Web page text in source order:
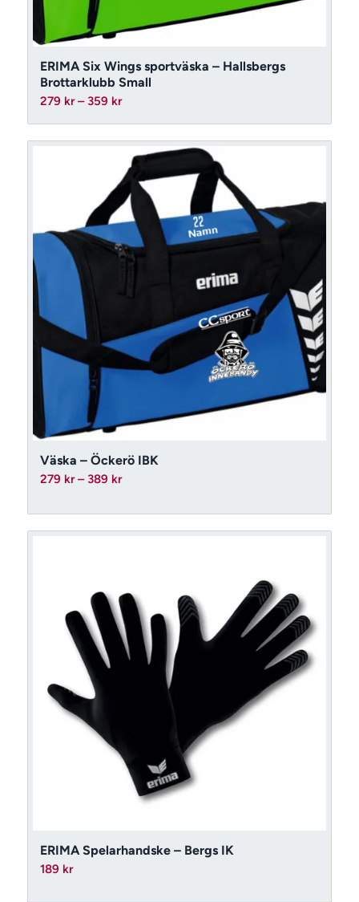
ERIMA Six Wings sportväska – Hallsbergs
Brottarklubb Small
279 kr – 359 krPrisintervall:
till
359 kr
Väska – Öckerö IBK
279 kr – 389 krPrisintervall:
till
389 kr
ERIMA Spelarhandske – Bergs IK
189 kr